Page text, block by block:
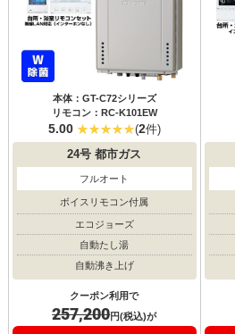
本体：GT-C72シリーズ
リモコン：RC-K101EW
5.00 (2件)
24号 都市ガス
フルオート
ボイスリモコン付属
エコジョーズ
自動たし湯
自動沸き上げ
クーポン利用で
257,200円(税込)が